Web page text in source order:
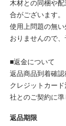
木材との同梱や
合がございます。
使用上問題の無
おりませんので、
■返金について
返品商品到着確認
クレジットカー
社とのご契約に準
返品期限